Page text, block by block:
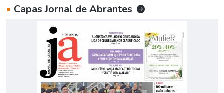
• Capas Jornal de Abrantes